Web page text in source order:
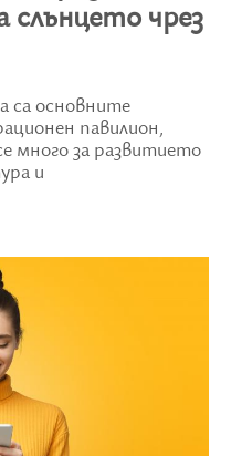
слънцето чрез
са основните
павилион,
много за развитието
и